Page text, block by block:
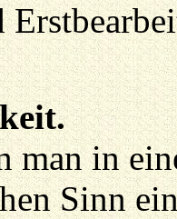
man in
Sinn